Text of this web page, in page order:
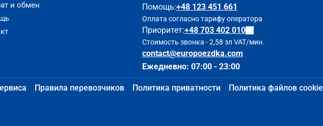
и обмен
Помощь:+48 123 451 661
Оплата согласно тарифу оператора
Приоритет:+48 703 402 010
Стоимость звонка - 2,58 зл VAT/мин.
contact@europoezdka.com
Ежедневно: 07:00 - 23:00
Правила перевозчиков Политика приватности Политика файлов cookie